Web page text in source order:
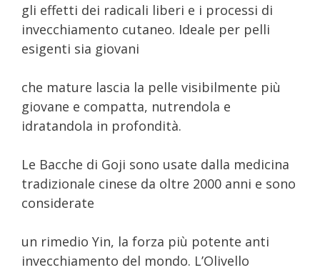
gli effetti dei radicali liberi e i processi di
invecchiamento cutaneo. Ideale per pelli
esigenti sia giovani
che mature lascia la pelle visibilmente più
giovane e compatta, nutrendola e
idratandola in profondità.
Le Bacche di Goji sono usate dalla medicina
tradizionale cinese da oltre 2000 anni e sono
considerate
un rimedio Yin, la forza più potente anti
invecchiamento del mondo. L’Olivello